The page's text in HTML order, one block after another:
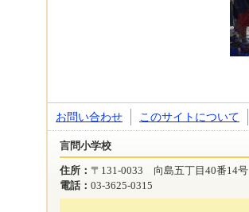
お問い合わせ このサイトについて
言問小学校
住所： 〒131-0033 向島五丁目40番14号
電話： 03-3625-0315